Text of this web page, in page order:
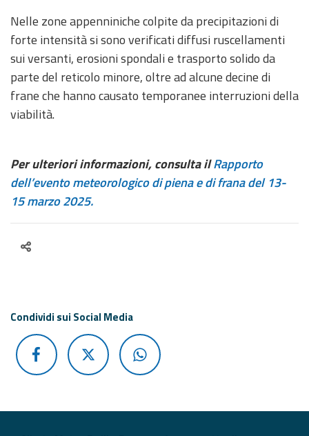
Nelle zone appenniniche colpite da precipitazioni di
forte intensità si sono verificati diffusi ruscellamenti
sui versanti, erosioni spondali e trasporto solido da
parte del reticolo minore, oltre ad alcune decine di
frane che hanno causato temporanee interruzioni della
viabilità.
Per ulteriori informazioni, consulta ilRapporto
dell’evento meteorologico di piena e di frana del 13-
15 marzo 2025.
Condividi sui Social Media